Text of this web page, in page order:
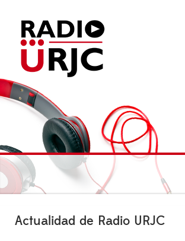
Actualidad de Radio URJC